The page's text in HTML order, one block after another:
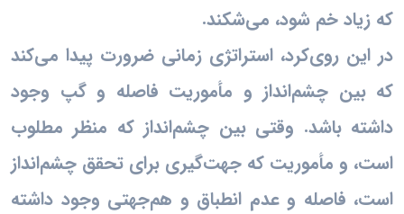
که زیاد خم شود، می‌شکند.
در این روی‌کرد، استراتژی زمانی ضرورت پیدا می‌کند
که بین چشم‌انداز و مأموریت فاصله و گپ وجود
داشته باشد. وقتی بین چشم‌انداز که منظر مطلوب
است، و مأموریت که جهت‌گیری برای تحقق چشم‌انداز
است، فاصله و عدم انطباق و هم‌جهتی وجود داشته